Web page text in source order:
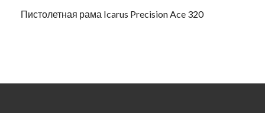
Пистолетная рама Icarus Precision Ace 320